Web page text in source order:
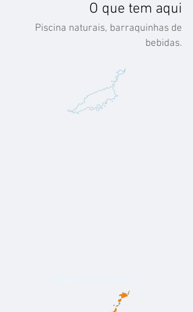
O que tem aqui
Piscina naturais, barraquinhas de
bebidas.